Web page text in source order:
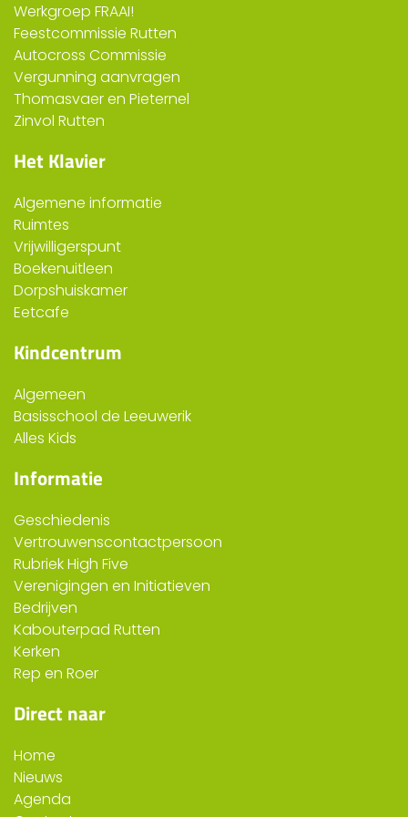
Werkgroep FRAAI!
Feestcommissie Rutten
Autocross Commissie
Vergunning aanvragen
Thomasvaer en Pieternel
Zinvol Rutten
Het Klavier
Algemene informatie
Ruimtes
Vrijwilligerspunt
Boekenuitleen
Dorpshuiskamer
Eetcafe
Kindcentrum
Algemeen
Basisschool de Leeuwerik
Alles Kids
Informatie
Geschiedenis
Vertrouwenscontactpersoon
Rubriek High Five
Verenigingen en Initiatieven
Bedrijven
Kabouterpad Rutten
Kerken
Rep en Roer
Direct naar
Home
Nieuws
Agenda